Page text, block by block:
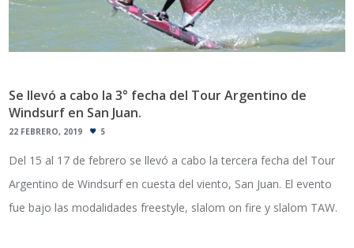
Se llevó a cabo la 3° fecha del Tour Argentino de
Windsurf en San Juan.
22 FEBRERO, 2019 5
Del 15 al 17 de febrero se llevó a cabo la tercera fecha del Tour
Argentino de Windsurf en cuesta del viento, San Juan. El evento
fue bajo las modalidades freestyle, slalom on fire y slalom TAW.